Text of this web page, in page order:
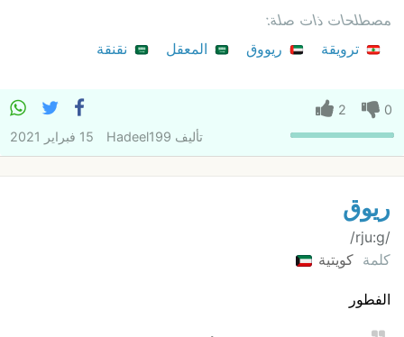
مصطلحات ذات صلة:
ترويقة
ريووق المعقل نقنقة
0
2
تأليف Hadeel199 15 فبراير 2021
ريوق
/rju:g/
كلمة كويتية
الفطور